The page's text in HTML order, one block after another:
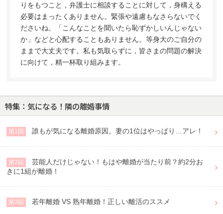
りをもつこと，弁護士に相談することに対して，身構える
必要はまったくありません。緊張や遠慮もなさらないでく
ださいね。「こんなことを聞いたら恥ずかしいんじゃない
か」などと心配することもありません。等身大のご自分の
ままで大丈夫です。私も気取らずに，皆さまの問題の解決
に向けて，精一杯取り組みます。
特集：気になる！隣の離婚事情
第1回 誰もが気になる離婚原因。妻の1位はやっぱり…アレ！
第2回
芸能人だけじゃない！もはや離婚が当たり前？約2分お
きに1組が離婚！
第3回 若年離婚 VS 熟年離婚！正しい離活のススメ